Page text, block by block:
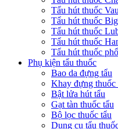
Tẩu hút thuốc
Tẩu hút thuốc
Tẩu hút thuốc
Tẩu hút thuốc
Tẩu hút thuốc
Phụ kiện tẩu thuốc
Bao da đựng tẩu
Khay đựng thuốc
Bật lửa hút tẩu
Gạt tàn thuốc tẩu
Bộ lọc thuốc tẩu
Dụng cụ tẩu